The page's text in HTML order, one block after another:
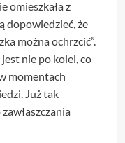
omieszkała z
dopowiedzieć, że
można ochrzcić”.
nie po kolei, co
momentach
Już tak